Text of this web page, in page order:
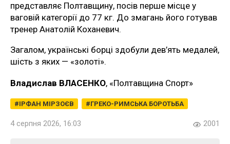
представляє Полтавщину, посів перше місце у
ваговій категорії до 77 кг. До змагань його готував
тренер Анатолій Коханевич.
Загалом, українські борці здобули дев’ять медалей,
шість з яких — «золоті».
Владислав ВЛАСЕНКО, «Полтавщина Спорт»
ІРФАН МІРЗОЄВ ГРЕКО-РИМСЬКА БОРОТЬБА
4 серпня 2026, 16:03 2001